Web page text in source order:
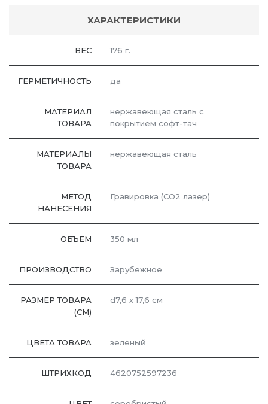
ХАРАКТЕРИСТИКИ
ВЕС 176 г.
ГЕРМЕТИЧНОСТЬ да
МАТЕРИАЛ
ТОВАРА
нержавеющая сталь с
покрытием софт-тач
МАТЕРИАЛЫ
ТОВАРА
нержавеющая cталь
МЕТОД
НАНЕСЕНИЯ
Гравировка (CO2 лазер)
ОБЪЕМ 350 мл
ПРОИЗВОДСТВО Зарубежное
РАЗМЕР ТОВАРА
(СМ)
d7,6 х 17,6 см
ЦВЕТА ТОВАРА зеленый
ШТРИХКОД 4620752597236